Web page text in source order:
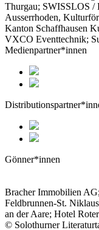
Thurgau; SWISSLOS /
Ausserrhoden,
Kanton Schaffhausen
VXCO Eventtechnik;
Medienpartner*innen
Gönner*innen
Bracher Immobilien
Feldbrunnen-St.
an der Aare; Hotel
© Solothurner